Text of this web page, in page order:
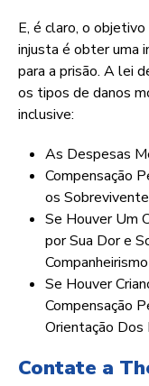
E, é claro, o
injusta é obter uma
para a prisão. A lei
os tipos de danos
inclusive:
As Despesas
Compensação
os
Se Houver Um
por Sua Dor e
Se Houver
Compensação
Orientação Dos
Contate a